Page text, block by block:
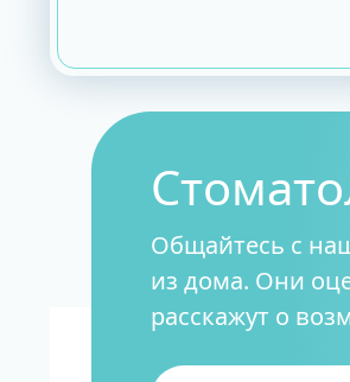
Общайтесь с
из дома. Они
расскажут о